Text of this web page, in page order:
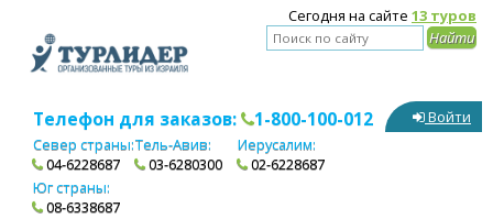
Сегодня на сайте 13 туров
Телефон для заказов: 1-800-100-012
Север страны:
04-6228687
Тель-Авив:
03-6280300
Иерусалим:
02-6228687
Юг страны:
08-6338687
Войти